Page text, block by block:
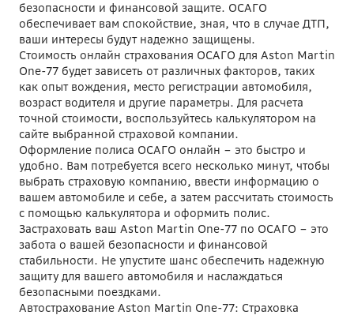
безопасности и финансовой защите. ОСАГО
обеспечивает вам спокойствие, зная, что в случае ДТП,
ваши интересы будут надежно защищены.
Стоимость онлайн страхования ОСАГО для Aston Martin
One-77 будет зависеть от различных факторов, таких
как опыт вождения, место регистрации автомобиля,
возраст водителя и другие параметры. Для расчета
точной стоимости, воспользуйтесь калькулятором на
сайте выбранной страховой компании.
Оформление полиса ОСАГО онлайн – это быстро и
удобно. Вам потребуется всего несколько минут, чтобы
выбрать страховую компанию, ввести информацию о
вашем автомобиле и себе, а затем рассчитать стоимость
с помощью калькулятора и оформить полис.
Застраховать ваш Aston Martin One-77 по ОСАГО – это
забота о вашей безопасности и финансовой
стабильности. Не упустите шанс обеспечить надежную
защиту для вашего автомобиля и наслаждаться
безопасными поездками.
Автострахование Aston Martin One-77: Страховка